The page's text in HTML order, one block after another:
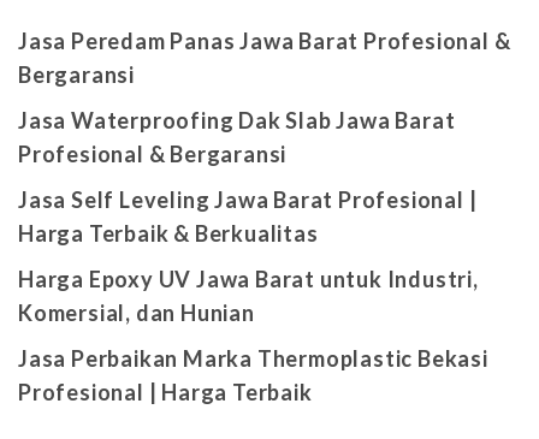
Jasa Peredam Panas Jawa Barat Profesional &
Bergaransi
Jasa Waterproofing Dak Slab Jawa Barat
Profesional & Bergaransi
Jasa Self Leveling Jawa Barat Profesional |
Harga Terbaik & Berkualitas
Harga Epoxy UV Jawa Barat untuk Industri,
Komersial, dan Hunian
Jasa Perbaikan Marka Thermoplastic Bekasi
Profesional | Harga Terbaik